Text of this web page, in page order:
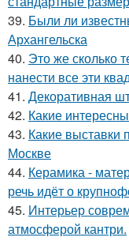
39. Были ли
Архангельска
40. Это же сколько
нанести все эти
41. Декоративная
42. Какие
43. Какие выставки
Москве
44. Керамика -
речь идёт о
45. Интерьер
атмосферой кантри.